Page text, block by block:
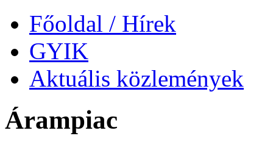
Főoldal / Hírek
GYIK
Aktuális közlemények
Árampiac